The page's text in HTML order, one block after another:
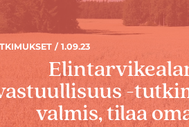
/ 1.09.23
-
valmis, tilaa